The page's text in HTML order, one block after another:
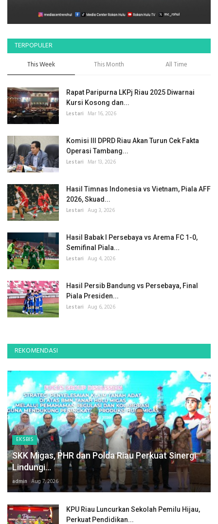
TERPOPULER
This Week This Month All Time
Rapat Paripurna LKPj Riau 2025 Diwarnai
Kursi Kosong dan...
Lestari Mar 16, 2026
Komisi III DPRD Riau Akan Turun Cek Fakta
Operasi Tambang...
Lestari Mar 13, 2026
Hasil Timnas Indonesia vs Vietnam, Piala AFF
2026, Skuad...
Lestari Aug 3, 2026
Hasil Babak I Persebaya vs Arema FC 1-0,
Semifinal Piala...
Lestari Aug 4, 2026
Hasil Persib Bandung vs Persebaya, Final
Piala Presiden...
Lestari Aug 6, 2026
REKOMENDASI
EKSBIS
SKK Migas, PHR dan Polda Riau Perkuat Sinergi
Lindungi...
admin Aug 7, 2026
KPU Riau Luncurkan Sekolah Pemilu Hijau,
Perkuat Pendidikan...